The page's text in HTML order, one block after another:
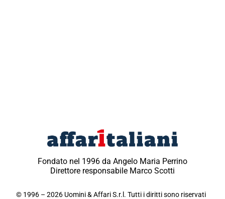
Fondato nel 1996 da Angelo Maria Perrino
Direttore responsabile Marco Scotti
© 1996 – 2026 Uomini & Affari S.r.l. Tutti i diritti sono riservati